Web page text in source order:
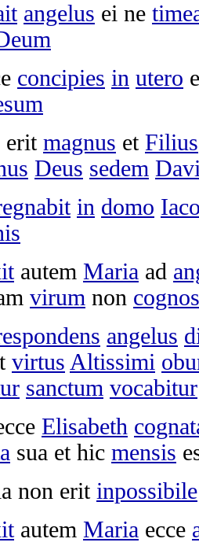
angelus ei ne
concipies in utero
erit magnus et Filius
Deus sedem
in domo
autem Maria ad
virum non
angelus
virtus Altissimi
sanctum vocabitur
Elisabeth
sua et hic mensis
non erit inpossibile
autem Maria ecce